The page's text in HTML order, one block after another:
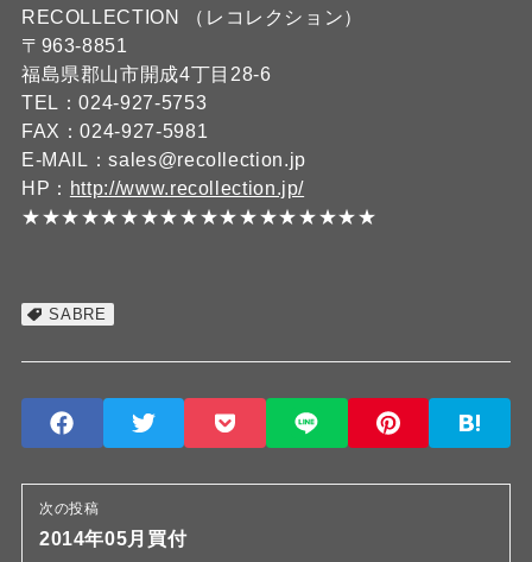
RECOLLECTION （レコレクション）
〒963-8851
福島県郡山市開成4丁目28-6
TEL：024-927-5753
FAX：024-927-5981
E-MAIL：sales@recollection.jp
HP： http://www.recollection.jp/
★★★★★★★★★★★★★★★★★★
SABRE
次の投稿
2014年05月買付